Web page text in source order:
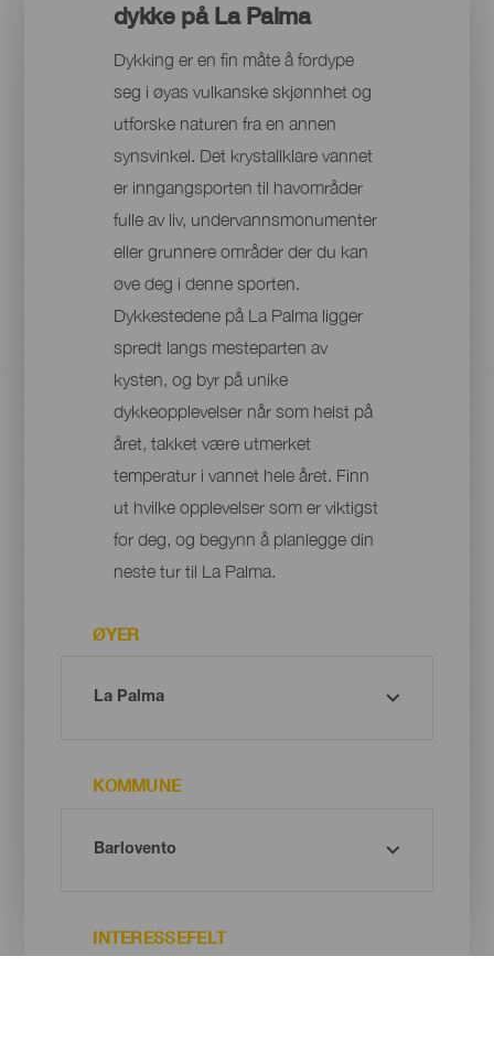
dykke på La Palma
Dykking er en fin måte å fordype
seg i øyas vulkanske skjønnhet og
utforske naturen fra en annen
synsvinkel. Det krystallklare vannet
er inngangsporten til havområder
fulle av liv, undervannsmonumenter
eller grunnere områder der du kan
øve deg i denne sporten.
Dykkestedene på La Palma ligger
spredt langs mesteparten av
kysten, og byr på unike
dykkeopplevelser når som helst på
året, takket være utmerket
temperatur i vannet hele året. Finn
ut hvilke opplevelser som er viktigst
for deg, og begynn å planlegge din
neste tur til La Palma.
ØYER
KOMMUNE
INTERESSEFELT